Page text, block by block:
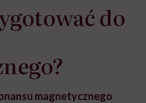
do
magnetycznego